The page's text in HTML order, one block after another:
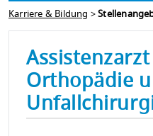
Karriere & Bildung >
Orthopädie